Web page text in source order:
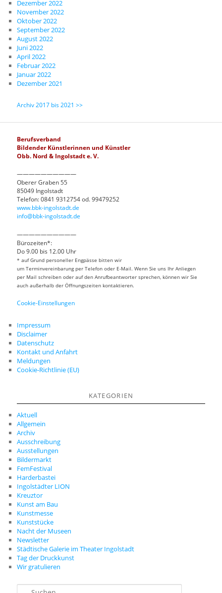
Dezember 2022
November 2022
Oktober 2022
September 2022
August 2022
Juni 2022
April 2022
Februar 2022
Januar 2022
Dezember 2021
Archiv 2017 bis 2021 >>
Berufsverband
Bildender Künstlerinnen und Künstler
Obb. Nord & Ingolstadt e. V.
——————————
Oberer Graben 55
85049 Ingolstadt
Telefon: 0841 9312754 od. 99479252
www.bbk-ingolstadt.de
info@bbk-ingolstadt.de
——————————
Bürozeiten*:
Do 9.00 bis 12.00 Uhr
* auf Grund personeller Engpässe bitten wir
um Terminvereinbarung per Telefon oder E-Mail. Wenn Sie uns Ihr Anliegen
per Mail schreiben oder auf den Anrufbeantworter sprechen, können wir Sie
auch außerhalb der Öffnungszeiten kontaktieren.
Cookie-Einstellungen
Impressum
Disclaimer
Datenschutz
Kontakt und Anfahrt
Meldungen
Cookie-Richtlinie (EU)
KATEGORIEN
Aktuell
Allgemein
Archiv
Ausschreibung
Ausstellungen
Bildermarkt
FemFestival
Harderbastei
Ingolstädter LION
Kreuztor
Kunst am Bau
Kunstmesse
Kunststücke
Nacht der Museen
Newsletter
Städtische Galerie im Theater Ingolstadt
Tag der Druckkunst
Wir gratulieren